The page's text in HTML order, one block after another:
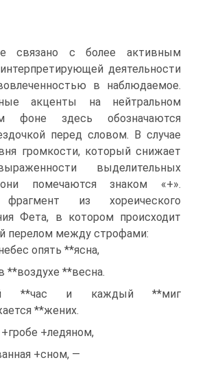
связано с более активным
деятельности
в наблюдаемое.
акценты на нейтральном
фоне здесь обозначаются
перед словом. В случае
громкости, который снижает
выделительных
помечаются знаком «+».
из хореического
Фета, в котором происходит
перелом между строфами:
опять **ясна,
**воздухе **весна.
**час и каждый **миг
**жених.
+ледяном,
+сном, —